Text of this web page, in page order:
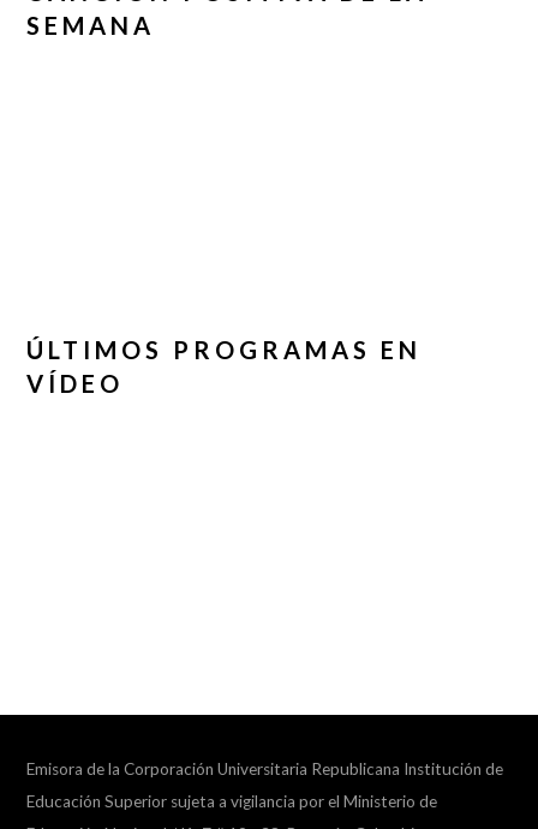
SEMANA
ÚLTIMOS PROGRAMAS EN
VÍDEO
Emisora de la Corporación Universitaria Republicana Institución de
Educación Superior sujeta a vigilancia por el Ministerio de